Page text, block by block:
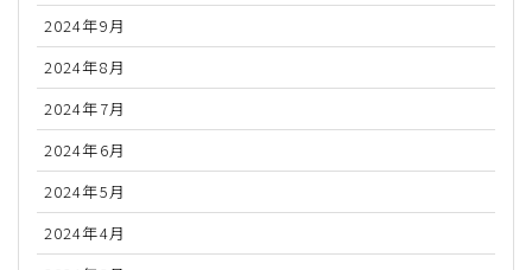
2024年9月
2024年8月
2024年7月
2024年6月
2024年5月
2024年4月